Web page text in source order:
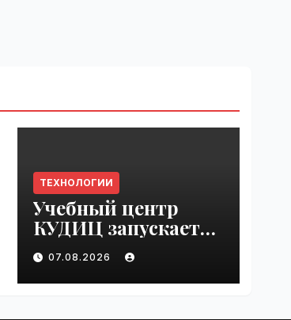
ТЕХНОЛОГИИ
Учебный центр
КУДИЦ запускает
авторизованный
курс по
администрировани
07.08.2026